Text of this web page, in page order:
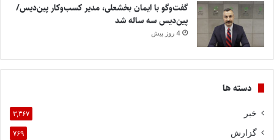
گفت‌وگو با ایمان بخشعلی، مدیر کسب‌وکار پین‌دیس/
پین‌دیس سه ساله شد
4 روز پیش
دسته ها
خبر ۳,۳۶۷
گزارش ۷۶۹